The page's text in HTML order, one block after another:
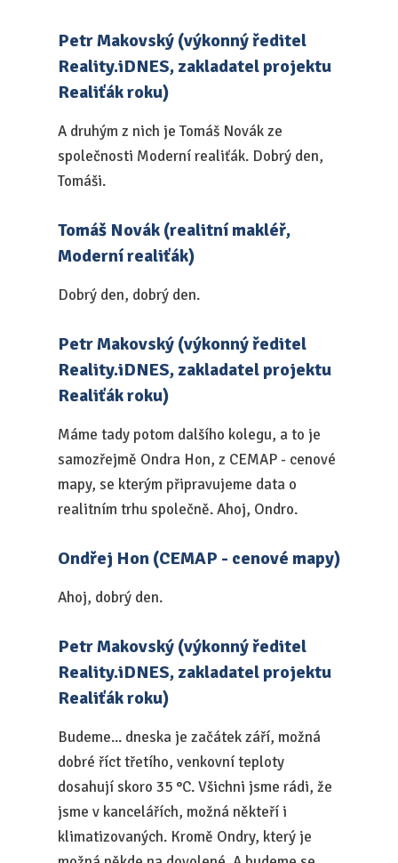
Petr Makovský (výkonný ředitel
Reality.iDNES, zakladatel projektu
Realiťák roku)
A druhým z nich je Tomáš Novák ze
společnosti Moderní realiťák. Dobrý den,
Tomáši.
Tomáš Novák (realitní makléř,
Moderní realiťák)
Dobrý den, dobrý den.
Petr Makovský (výkonný ředitel
Reality.iDNES, zakladatel projektu
Realiťák roku)
Máme tady potom dalšího kolegu, a to je
samozřejmě Ondra Hon, z CEMAP - cenové
mapy, se kterým připravujeme data o
realitním trhu společně. Ahoj, Ondro.
Ondřej Hon (CEMAP - cenové mapy)
Ahoj, dobrý den.
Petr Makovský (výkonný ředitel
Reality.iDNES, zakladatel projektu
Realiťák roku)
Budeme... dneska je začátek září, možná
dobré říct třetího, venkovní teploty
dosahují skoro 35 °C. Všichni jsme rádi, že
jsme v kancelářích, možná někteří i
klimatizovaných. Kromě Ondry, který je